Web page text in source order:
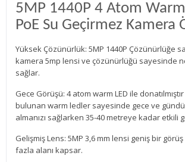
5MP 1440P 4 Atom
PoE Su Geçirmez Kamera
Yüksek Çözünürlük: 5MP 1440P Çözünürlüğe
kamera 5mp lensi ve çözünürlüğü sayesinde
sağlar.
Gece Görüşü: 4 atom warm LED ile
bulunan warm ledler sayesinde gece ve
almanızı sağlarken 35-40 metreye kadar etkili
Gelişmiş Lens: 5MP 3,6 mm lensi geniş bir görüş
fazla alanı kapsar.